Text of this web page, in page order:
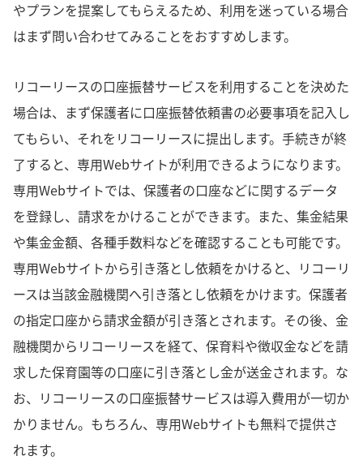
やプランを提案してもらえるため、利用を迷っている場合
はまず問い合わせてみることをおすすめします。
リコーリースの口座振替サービスを利用することを決めた
場合は、まず保護者に口座振替依頼書の必要事項を記入し
てもらい、それをリコーリースに提出します。手続きが終
了すると、専用Webサイトが利用できるようになります。
専用Webサイトでは、保護者の口座などに関するデータ
を登録し、請求をかけることができます。また、集金結果
や集金金額、各種手数料などを確認することも可能です。
専用Webサイトから引き落とし依頼をかけると、リコーリ
ースは当該金融機関へ引き落とし依頼をかけます。保護者
の指定口座から請求金額が引き落とされます。その後、金
融機関からリコーリースを経て、保育料や徴収金などを請
求した保育園等の口座に引き落とし金が送金されます。な
お、リコーリースの口座振替サービスは導入費用が一切か
かりません。もちろん、専用Webサイトも無料で提供さ
れます。